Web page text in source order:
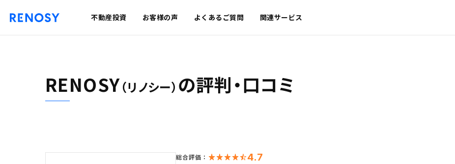
不動産投資 お客様の声 よくあるご質問 関連サービス
RENOSY（リノシー） の評判・口コミ
総合評価： 4.7